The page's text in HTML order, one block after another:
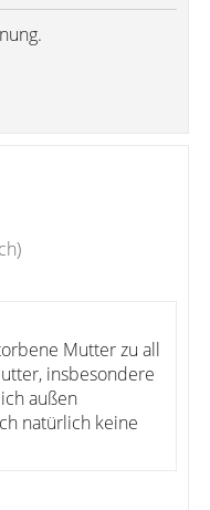
Mutter zu all
insbesondere
außen
natürlich keine